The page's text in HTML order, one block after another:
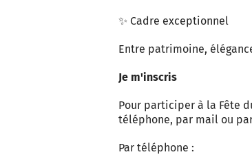
✨ Cadre exceptionnel
Entre patrimoine,
Je m'inscris
Pour participer à la Fête
téléphone, par mail ou
Par téléphone :